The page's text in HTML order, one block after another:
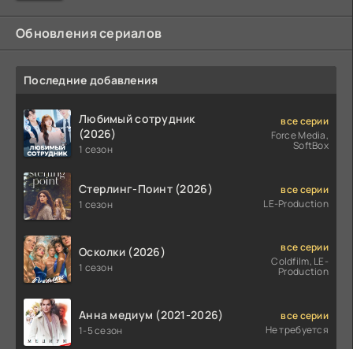
Обновления сериалов
Последние добавления
Любимый сотрудник
(2026)
1 сезон
все серии
Force Media,
SoftBox
Стерлинг-Поинт (2026)
1 сезон
все серии
LE-Production
Осколки (2026)
1 сезон
все серии
Coldfilm, LE-
Production
Анна медиум (2021-2026)
1-5 сезон
все серии
Не требуется